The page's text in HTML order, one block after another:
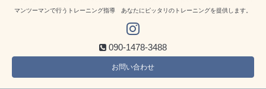
マンツーマンで行うトレーニング指導 あなたにピッタリのトレーニングを提供します。
090-1478-3488
お問い合わせ